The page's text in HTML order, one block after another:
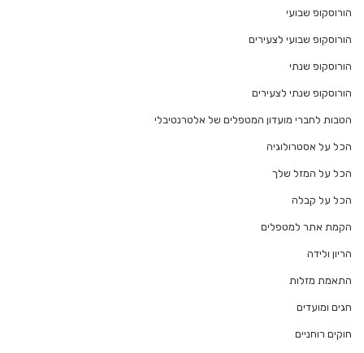
הורוסקופ שבועי
הורוסקופ שבועי לצעירים
הורוסקופ שנתי
הורוסקופ שנתי לצעירים
הטבות לחברי מועדון המטפלים של אלטרנטיבלי
הכל על אסטרולוגיה
הכל על המזל שלך
הכל על קבלה
הקמת אתר למטפלים
הריון ולידה
התאמת מזלות
חגים ומועדים
חוקים רוחניים